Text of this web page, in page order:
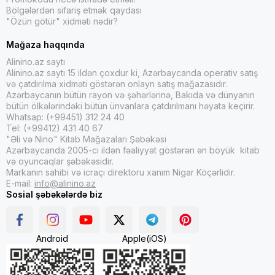
Alinino.az saytından müasir türk ədəbiyyatı nəşrlərini evdən
çıxmadan sifariş edərək əldə edə bilərsiniz!
Bunlara misal olaraq
Ötanazi Okulu 2, Bilinmeyen Numara - Bal Kırmızı Kurabiye
Nasıl Koydum Ama Seni İnsan Yerine!
, Orta Zekalılar Cenneti
Senden Bir Tane Daha Yok kimi və digər kitabların adlarını çəkə
bilərik.
Siz bu və digər Müasir Türk edəbiyyatı nəşrlərini Alinino.az
saytından sərfəli qiymətlə əldə edə bilərsiniz. Həmçinin Bakı
daxilində, Azərbaycanın istənilən bölgəsinə, dünyanın hər yerinə
sürətli və etibarlı çatdırılma xidmətlərimizdən də yararlana
bilərsiniz.
Bölgələrdən sifariş etmək qaydası
"Özün götür" xidməti nədir?
Mağaza haqqında
Alinino.az saytı
Alinino.az saytı 15 ildən çoxdur ki, Azərbaycanda operativ satış
və çatdırılma xidməti göstərən onlayn satış mağazasıdır.
Azərbaycanın bütün rayon və şəhərlərinə, Bakıda və dünyanın
bütün ölkələrindəki bütün ünvanlara çatdırılmanı həyata keçirir.
Whatsap: (+99451) 312 24 40
Tel: (+99412) 431 40 67
"Əli və Nino" Kitab Mağazaları Şəbəkəsi
Azərbaycanda 2005-ci ildən fəaliyyət göstərən ən böyük kitab
və oyuncaqlar şəbəkəsidir.
Markanın sahibi və icraçı direktoru xanım Nigar Köçərlidir.
E-mail: info@alinino.az
Sosial şəbəkələrdə biz
Android Apple(iOS)